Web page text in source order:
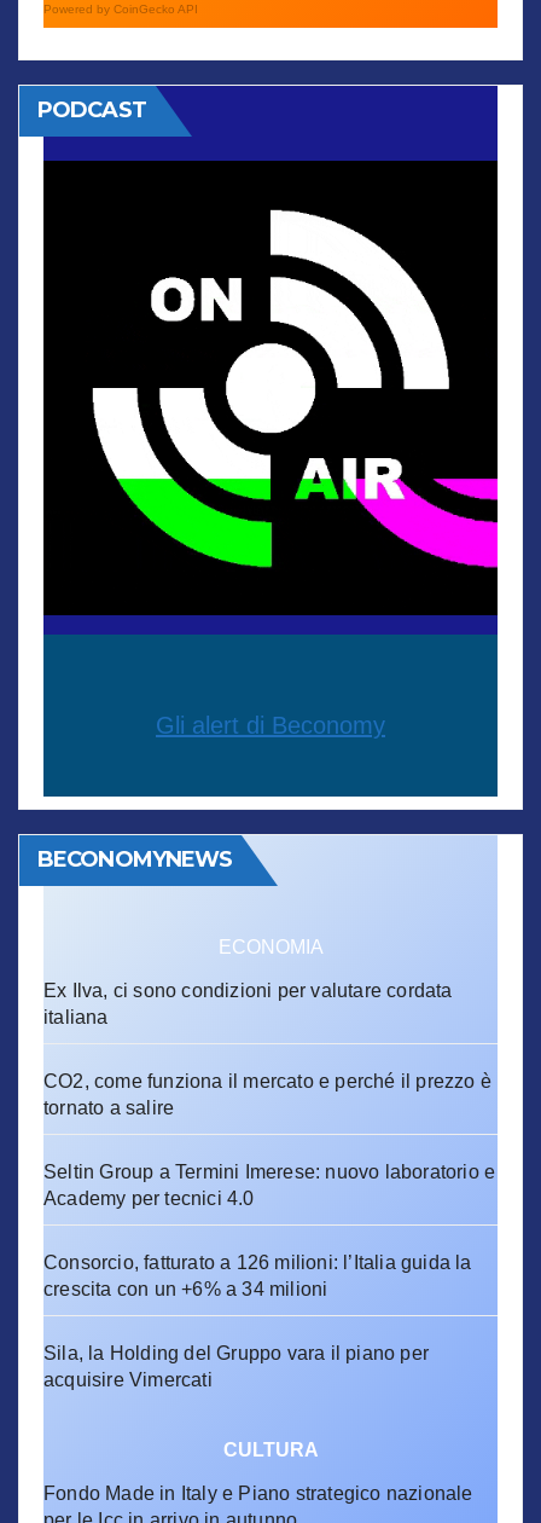
Powered by CoinGecko API
PODCAST
Gli alert di Beconomy
BECONOMYNEWS
ECONOMIA
Ex Ilva, ci sono condizioni per valutare cordata
italiana
CO2, come funziona il mercato e perché il prezzo è
tornato a salire
Seltin Group a Termini Imerese: nuovo laboratorio e
Academy per tecnici 4.0
Consorcio, fatturato a 126 milioni: l’Italia guida la
crescita con un +6% a 34 milioni
Sila, la Holding del Gruppo vara il piano per
acquisire Vimercati
CULTURA
Fondo Made in Italy e Piano strategico nazionale